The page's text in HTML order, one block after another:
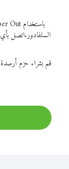
السلفادور.
قم بشراء حزم